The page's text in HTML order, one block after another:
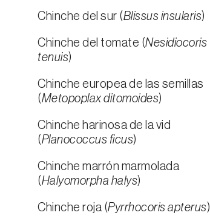
Chinche del sur (Blissus insularis)
Chinche del tomate (Nesidiocoris
tenuis)
Chinche europea de las semillas
(Metopoplax ditomoides)
Chinche harinosa de la vid
(Planococcus ficus)
Chinche marrón marmolada
(Halyomorpha halys)
Chinche roja (Pyrrhocoris apterus)